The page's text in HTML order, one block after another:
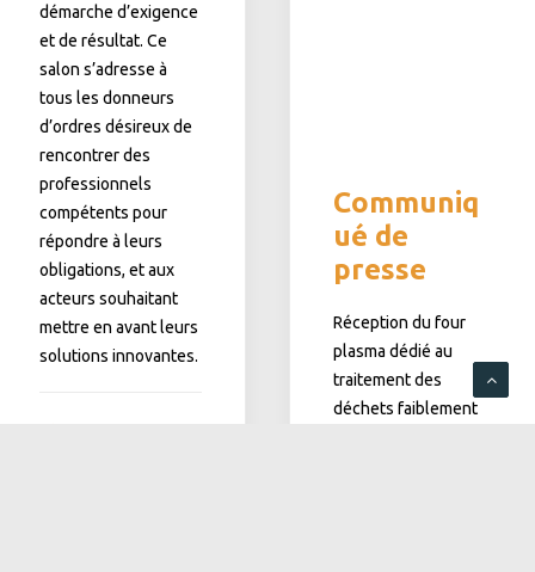
démarche d’exigence
et de résultat. Ce
salon s’adresse à
tous les donneurs
d’ordres désireux de
rencontrer des
professionnels
compétents pour
répondre à leurs
obligations, et aux
acteurs souhaitant
mettre en avant leurs
solutions innovantes.
Communiq
ué de
presse
Réception du four
plasma dédié au
traitement des
déchets faiblement